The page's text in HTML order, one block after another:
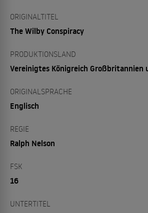
ORIGINALTITEL
The Wilby Conspiracy
PRODUKTIONSLAND
Vereinigtes Königreich Großbritannien
ORIGINALSPRACHE
Englisch
REGIE
Ralph Nelson
FSK
16
UNTERTITEL